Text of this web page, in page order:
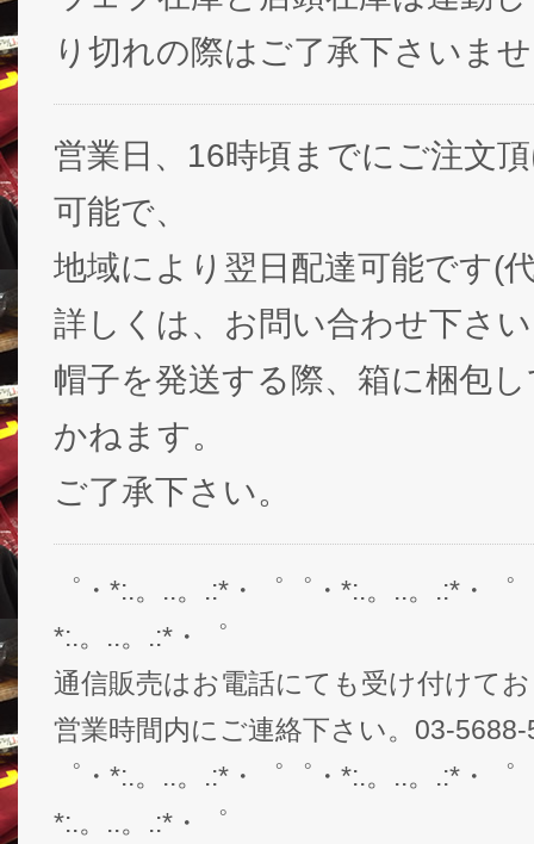
り切れの際はご了承下さいま
営業日、16時頃までにご注文
可能で、
地域により翌日配達可能です(
詳しくは、お問い合わせ下さ
帽子を発送する際、箱に梱包
かねます。
ご了承下さい。
゜・*:.。..。.:*・゜゜・*:.。..。.:*・
*:.。..。.:*・゜
通信販売はお電話にても受け付けて
営業時間内にご連絡下さい。03-5688-
゜・*:.。..。.:*・゜゜・*:.。..。.:*・
*:.。..。.:*・゜